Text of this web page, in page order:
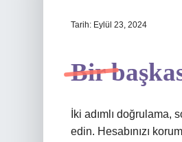
Tarih: Eylül 23, 2024
Bir
İki adımlı
edin. Hesabınızı